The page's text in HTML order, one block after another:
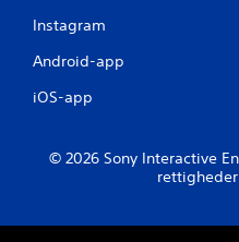
Instagram
Android-app
iOS-app
© 2026 Sony Interactive